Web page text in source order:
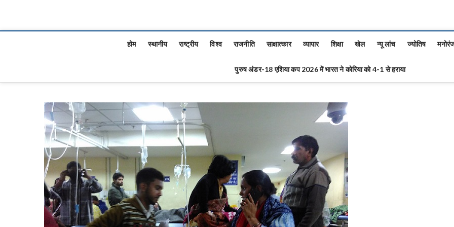
होम स्थानीय राष्ट्रीय विश्व राजनीति साक्षात्कार व्यापार शिक्षा खेल न्यू लांच ज्योतिष
पुरुष अंडर-18 एशिया कप 2026 में भारत ने कोरिया को 4-1 से हराया